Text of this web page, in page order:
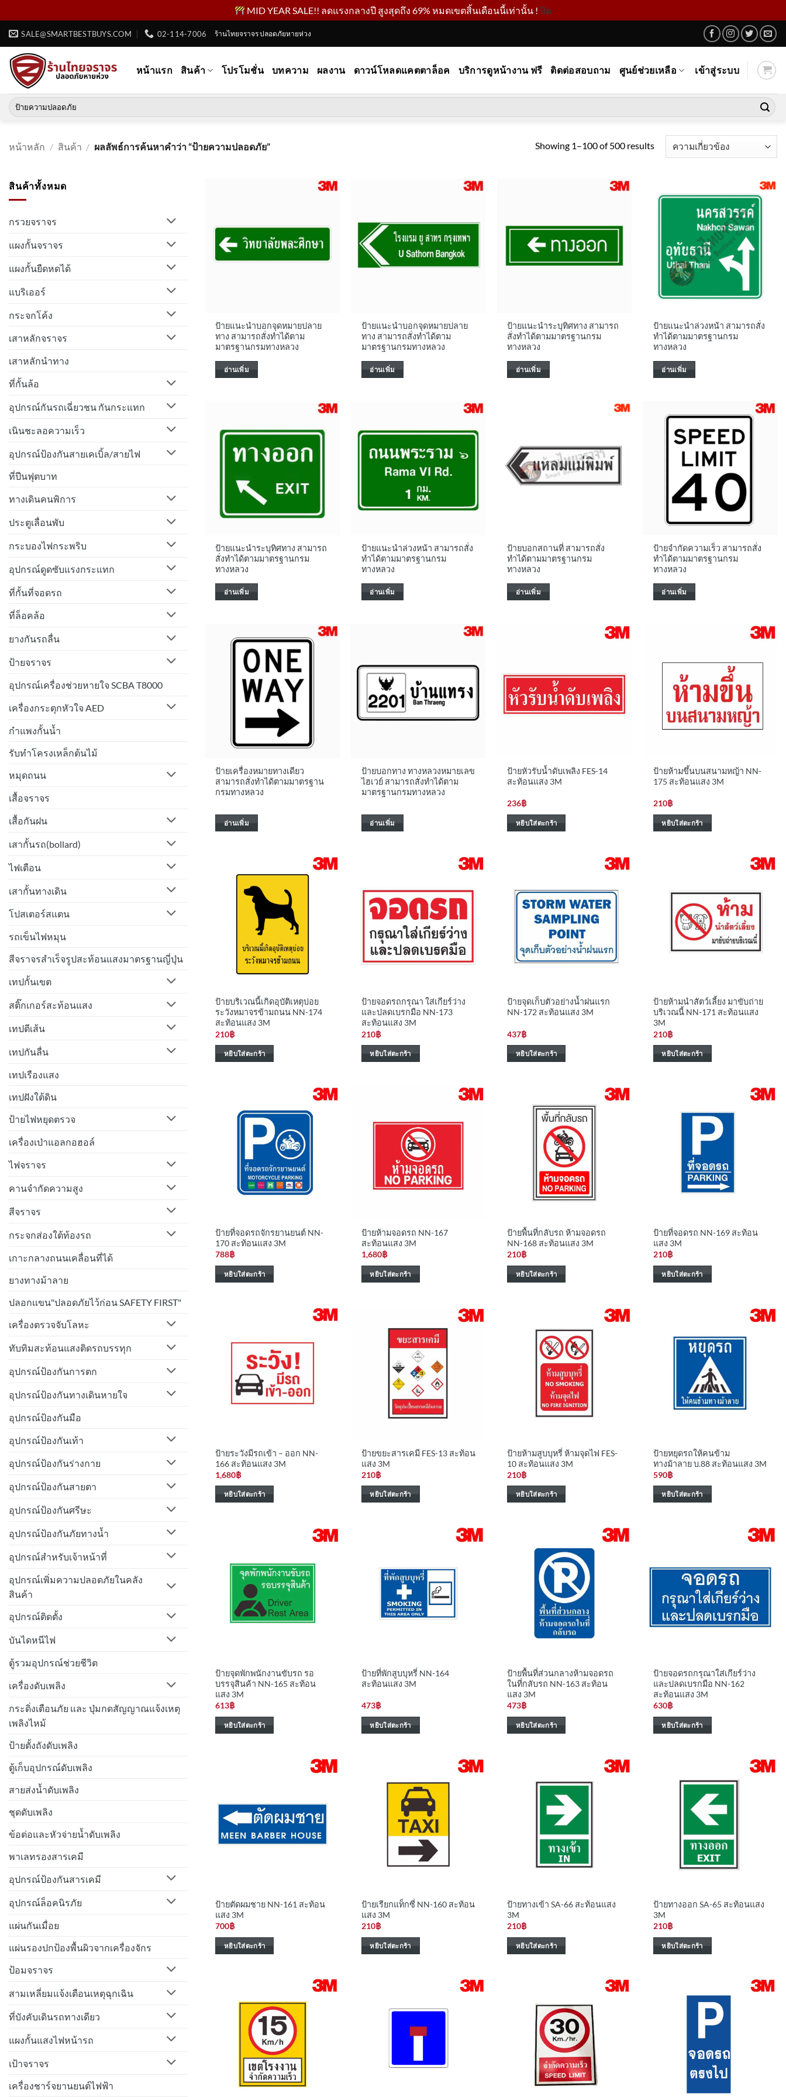
MID YEAR SALE!! ลดแรงกลางปี สูงสุดถึง 69% หมดเขตสิ้นเดือนนี้เท่านั้น !ปิด
ข้าม
เนื้อหา
SALE@SMARTBESTBUYS.COM 02-114-7006 ร้านไทยจราจร ปลอดภัยหายห่วง
หน้าแรก สินค้า โปรโมชั่น บทความ ผลงาน ดาวน์โหลดแคตตาล็อค บริการดูหน้างาน ฟรี ติดต่อสอบถาม ศูนย์ช่วยเหลือ เข้าสู่ระบบ
ค้นหา:
หน้าหลัก / สินค้า / ผลลัพธ์การค้นหาคำว่า “ป้ายความปลอดภัย” Showing 1–100 of 500 results
สินค้าทั้งหมด
กรวยจราจร
แผงกั้นจราจร
แผงกั้นยืดหดได้
แบริเออร์
กระจกโค้ง
เสาหลักจราจร
เสาหลักนำทาง
ที่กั้นล้อ
อุปกรณ์กันรถเฉี่ยวชน กันกระแทก
เนินชะลอความเร็ว
อุปกรณ์ป้องกันสายเคเบิ้ล/สายไฟ
ที่ปีนฟุตบาท
ทางเดินคนพิการ
ประตูเลื่อนพับ
กระบองไฟกระพริบ
อุปกรณ์ดูดซับแรงกระแทก
ที่กั้นที่จอดรถ
ที่ล็อคล้อ
ยางกันรถลื่น
ป้ายจราจร
อุปกรณ์เครื่องช่วยหายใจ SCBA T8000
เครื่องกระตุกหัวใจ AED
กำแพงกั้นน้ำ
รับทำโครงเหล็กต้นไม้
หมุดถนน
เสื้อจราจร
เสื้อกันฝน
เสากั้นรถ(bollard)
ไฟเตือน
เสากั้นทางเดิน
โปสเตอร์สแตน
รถเข็นไฟหมุน
สีจราจรสำเร็จรูปสะท้อนแสงมาตรฐานญี่ปุ่น
เทปกั้นเขต
สติ๊กเกอร์สะท้อนแสง
เทปตีเส้น
เทปกันลื่น
เทปเรืองแสง
เทปฝังใต้ดิน
ป้ายไฟหยุดตรวจ
เครื่องเป่าแอลกอฮอล์
ไฟจราจร
คานจำกัดความสูง
สีจราจร
กระจกส่องใต้ท้องรถ
เกาะกลางถนนเคลื่อนที่ได้
ยางทางม้าลาย
ปลอกเเขน"ปลอดภัยไว้ก่อน SAFETY FIRST"
เครื่องตรวจจับโลหะ
ทับทิมสะท้อนแสงติดรถบรรทุก
อุปกรณ์ป้องกันการตก
อุปกรณ์ป้องกันทางเดินหายใจ
อุปกรณ์ป้องกันมือ
อุปกรณ์ป้องกันเท้า
อุปกรณ์ป้องกันร่างกาย
อุปกรณ์ป้องกันสายตา
อุปกรณ์ป้องกันศรีษะ
อุปกรณ์ป้องกันภัยทางน้ำ
อุปกรณ์สำหรับเจ้าหน้าที่
อุปกรณ์เพิ่มความปลอดภัยในคลัง
สินค้า
อุปกรณ์ติดตั้ง
บันไดหนีไฟ
ตู้รวมอุปกรณ์ช่วยชีวิต
เครื่องดับเพลิง
กระดิ่งเตือนภัย และ ปุ่มกดสัญญาณแจ้งเหตุ
เพลิงไหม้
ป้ายตั้งถังดับเพลิง
ตู้เก็บอุปกรณ์ดับเพลิง
สายส่งน้ำดับเพลิง
ชุดดับเพลิง
ข้อต่อและหัวจ่ายน้ำดับเพลิง
พาเลทรองสารเคมี
อุปกรณ์ป้องกันสารเคมี
อุปกรณ์ล็อคนิรภัย
แผ่นกันเมื่อย
แผ่นรองปกป้องพื้นผิวจากเครื่องจักร
ป้อมจราจร
สามเหลี่ยมแจ้งเตือนเหตุฉุกเฉิน
ที่บังคับเดินรถทางเดียว
แผงกั้นแสงไฟหน้ารถ
เป้าจราจร
เครื่องชาร์จยานยนต์ไฟฟ้า
ป้ายแนะนำบอกจุดหมายปลาย
ทาง สามารถสั่งทำได้ตาม
มาตรฐานกรมทางหลวง
อ่านเพิ่ม
ป้ายแนะนำบอกจุดหมายปลาย
ทาง สามารถสั่งทำได้ตาม
มาตรฐานกรมทางหลวง
อ่านเพิ่ม
ป้ายแนะนำระบุทิศทาง สามารถ
สั่งทำได้ตามมาตรฐานกรม
ทางหลวง
อ่านเพิ่ม
ป้ายแนะนำล่วงหน้า สามารถสั่ง
ทำได้ตามมาตรฐานกรม
ทางหลวง
อ่านเพิ่ม
ป้ายแนะนำระบุทิศทาง สามารถ
สั่งทำได้ตามมาตรฐานกรม
ทางหลวง
อ่านเพิ่ม
ป้ายแนะนำล่วงหน้า สามารถสั่ง
ทำได้ตามมาตรฐานกรม
ทางหลวง
อ่านเพิ่ม
ป้ายบอกสถานที่ สามารถสั่ง
ทำได้ตามมาตรฐานกรม
ทางหลวง
อ่านเพิ่ม
ป้ายจำกัดความเร็ว สามารถสั่ง
ทำได้ตามมาตรฐานกรม
ทางหลวง
อ่านเพิ่ม
ป้ายเครื่องหมายทางเดียว
สามารถสั่งทำได้ตามมาตรฐาน
กรมทางหลวง
อ่านเพิ่ม
ป้ายบอกทาง ทางหลวงหมายเลข
ไฮเวย์ สามารถสั่งทำได้ตาม
มาตรฐานกรมทางหลวง
อ่านเพิ่ม
ป้ายหัวรับน้ำดับเพลิง FES-14
สะท้อนแสง 3M
236฿
หยิบใส่ตะกร้า
ป้ายห้ามขึ้นบนสนามหญ้า NN-
175 สะท้อนแสง 3M
210฿
หยิบใส่ตะกร้า
ป้ายบริเวณนี้เกิดอุบัติเหตุบ่อย
ระวังหมาจรข้ามถนน NN-174
สะท้อนแสง 3M
210฿
หยิบใส่ตะกร้า
ป้ายจอดรถกรุณา ใส่เกียร์ว่าง
และปลดเบรกมือ NN-173
สะท้อนแสง 3M
210฿
หยิบใส่ตะกร้า
ป้ายจุดเก็บตัวอย่างน้ำฝนแรก
NN-172 สะท้อนแสง 3M
437฿
หยิบใส่ตะกร้า
ป้ายห้ามนำสัตว์เลี้ยง มาขับถ่าย
บริเวณนี้ NN-171 สะท้อนแสง
3M
210฿
หยิบใส่ตะกร้า
ป้ายที่จอดรถจักรยานยนต์ NN-
170 สะท้อนแสง 3M
788฿
หยิบใส่ตะกร้า
ป้ายห้ามจอดรถ NN-167
สะท้อนแสง 3M
1,680฿
หยิบใส่ตะกร้า
ป้ายพื้นที่กลับรถ ห้ามจอดรถ
NN-168 สะท้อนแสง 3M
210฿
หยิบใส่ตะกร้า
ป้ายที่จอดรถ NN-169 สะท้อน
แสง 3M
210฿
หยิบใส่ตะกร้า
ป้ายระวังมีรถเข้า – ออก NN-
166 สะท้อนแสง 3M
1,680฿
หยิบใส่ตะกร้า
ป้ายขยะสารเคมี FES-13 สะท้อน
แสง 3M
210฿
หยิบใส่ตะกร้า
ป้ายห้ามสูบบุหรี่ ห้ามจุดไฟ FES-
10 สะท้อนแสง 3M
210฿
หยิบใส่ตะกร้า
ป้ายหยุดรถให้คนข้าม
ทางม้าลาย บ.88 สะท้อนแสง 3M
590฿
หยิบใส่ตะกร้า
ป้ายจุดพักพนักงานขับรถ รอ
บรรจุสินค้า NN-165 สะท้อน
แสง 3M
613฿
หยิบใส่ตะกร้า
ป้ายที่พักสูบบุหรี่ NN-164
สะท้อนแสง 3M
473฿
หยิบใส่ตะกร้า
ป้ายพื้นที่ส่วนกลางห้ามจอดรถ
ในที่กลับรถ NN-163 สะท้อน
แสง 3M
473฿
หยิบใส่ตะกร้า
ป้ายจอดรถกรุณาใส่เกียร์ว่าง
และปลดเบรกมือ NN-162
สะท้อนแสง 3M
630฿
หยิบใส่ตะกร้า
ป้ายตัดผมชาย NN-161 สะท้อน
แสง 3M
700฿
หยิบใส่ตะกร้า
ป้ายเรียกแท็กซี่ NN-160 สะท้อน
แสง 3M
210฿
หยิบใส่ตะกร้า
ป้ายทางเข้า SA-66 สะท้อนแสง
3M
210฿
หยิบใส่ตะกร้า
ป้ายทางออก SA-65 สะท้อนแสง
3M
210฿
หยิบใส่ตะกร้า